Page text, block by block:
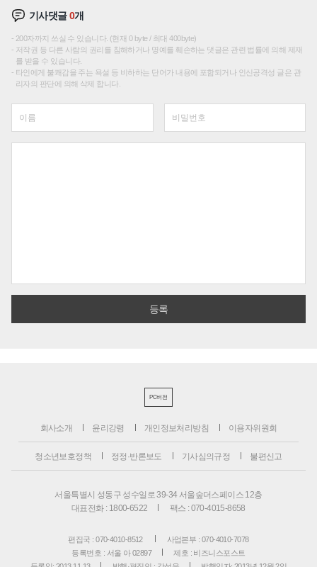
기사댓글0개
200자까지 쓰실 수 있습니다. (현재 0 byte / 최대 400byte)
저작권 등 다른 사람의 권리를 침해하거나 명예를 훼손하는 댓글은 관련 법률에 의해 제재
를 받을 수 있습니다.
타인에게 불쾌감을 주는 욕설 등 비하하는 단어가 내용에 포함되거나 인신공격성 글은 관
리자의 판단에 의해 삭제 합니다.
PC버전
회사소개 윤리강령 개인정보처리방침 이용자위원회
청소년보호정책 정정·반론보도 기사심의규정 불편신고
서울특별시 성동구 성수일로 39-34 서울숲더스페이스 12층
대표전화 : 1800-6522
팩스 : 070-4015-8658
편집국 : 070-4010-8512
사업본부 : 070-4010-7078
등록번호 : 서울 아 02897
제호 : 비즈니스포스트